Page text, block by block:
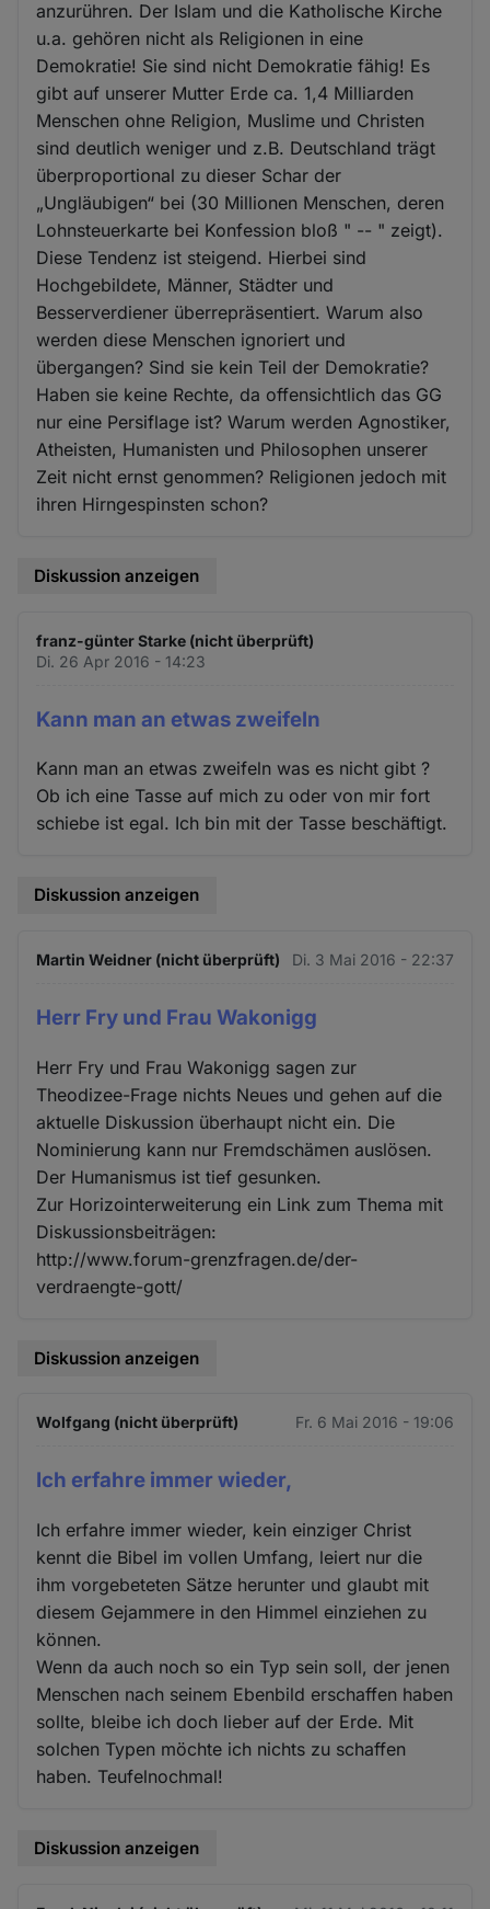
anzurühren. Der Islam und die Katholische Kirche
u.a. gehören nicht als Religionen in eine
Demokratie! Sie sind nicht Demokratie fähig! Es
gibt auf unserer Mutter Erde ca. 1,4 Milliarden
Menschen ohne Religion, Muslime und Christen
sind deutlich weniger und z.B. Deutschland trägt
überproportional zu dieser Schar der
„Ungläubigen“ bei (30 Millionen Menschen, deren
Lohnsteuerkarte bei Konfession bloß " -- " zeigt).
Diese Tendenz ist steigend. Hierbei sind
Hochgebildete, Männer, Städter und
Besserverdiener überrepräsentiert. Warum also
werden diese Menschen ignoriert und
übergangen? Sind sie kein Teil der Demokratie?
Haben sie keine Rechte, da offensichtlich das GG
nur eine Persiflage ist? Warum werden Agnostiker,
Atheisten, Humanisten und Philosophen unserer
Zeit nicht ernst genommen? Religionen jedoch mit
ihren Hirngespinsten schon?
Diskussion anzeigen
franz-günter Starke (nicht überprüft)
Di. 26 Apr 2016 - 14:23
Kann man an etwas zweifeln
Kann man an etwas zweifeln was es nicht gibt ?
Ob ich eine Tasse auf mich zu oder von mir fort
schiebe ist egal. Ich bin mit der Tasse beschäftigt.
Diskussion anzeigen
Martin Weidner (nicht überprüft) Di. 3 Mai 2016 - 22:37
Herr Fry und Frau Wakonigg
Herr Fry und Frau Wakonigg sagen zur
Theodizee-Frage nichts Neues und gehen auf die
aktuelle Diskussion überhaupt nicht ein. Die
Nominierung kann nur Fremdschämen auslösen.
Der Humanismus ist tief gesunken.
Zur Horizointerweiterung ein Link zum Thema mit
Diskussionsbeiträgen:
http://www.forum-grenzfragen.de/der-
verdraengte-gott/
Diskussion anzeigen
Wolfgang (nicht überprüft) Fr. 6 Mai 2016 - 19:06
Ich erfahre immer wieder,
Ich erfahre immer wieder, kein einziger Christ
kennt die Bibel im vollen Umfang, leiert nur die
ihm vorgebeteten Sätze herunter und glaubt mit
diesem Gejammere in den Himmel einziehen zu
können.
Wenn da auch noch so ein Typ sein soll, der jenen
Menschen nach seinem Ebenbild erschaffen haben
sollte, bleibe ich doch lieber auf der Erde. Mit
solchen Typen möchte ich nichts zu schaffen
haben. Teufelnochmal!
Diskussion anzeigen